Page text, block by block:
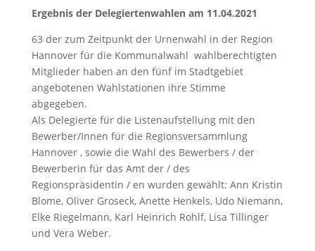
Ergebnis der Delegiertenwahlen am 11.04.2021
63 der zum Zeitpunkt der Urnenwahl in der Region
Hannover für die Kommunalwahl wahlberechtigten
Mitglieder haben an den fünf im Stadtgebiet
angebotenen Wahlstationen ihre Stimme
abgegeben.
Als Delegierte für die Listenaufstellung mit den
Bewerber/Innen für die Regionsversammlung
Hannover , sowie die Wahl des Bewerbers / der
Bewerberin für das Amt der / des
Regionspräsidentin / en wurden gewählt: Ann Kristin
Blome, Oliver Groseck, Anette Henkels, Udo Niemann,
Elke Riegelmann, Karl Heinrich Rohlf, Lisa Tillinger
und Vera Weber.